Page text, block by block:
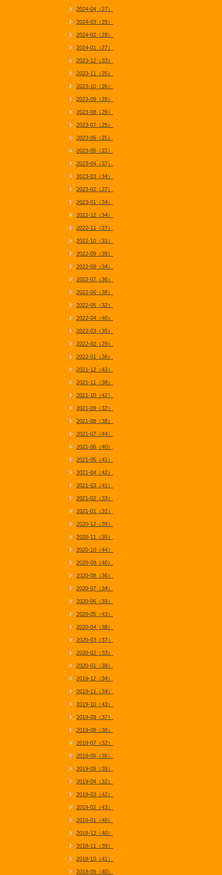
2024-04（27）
2024-03（29）
2024-02（28）
2024-01（27）
2023-12（33）
2023-11（25）
2023-10（26）
2023-09（28）
2023-08（29）
2023-07（25）
2023-06（25）
2023-05（22）
2023-04（37）
2023-03（34）
2023-02（27）
2023-01（34）
2022-12（34）
2022-11（27）
2022-10（31）
2022-09（39）
2022-08（34）
2022-07（36）
2022-06（38）
2022-05（32）
2022-04（40）
2022-03（35）
2022-02（29）
2022-01（36）
2021-12（43）
2021-11（38）
2021-10（42）
2021-09（32）
2021-08（38）
2021-07（44）
2021-06（40）
2021-05（41）
2021-04（42）
2021-03（41）
2021-02（33）
2021-01（31）
2020-12（39）
2020-11（35）
2020-10（44）
2020-09（40）
2020-08（36）
2020-07（34）
2020-06（39）
2020-05（43）
2020-04（38）
2020-03（37）
2020-02（33）
2020-01（39）
2019-12（34）
2019-11（34）
2019-10（43）
2019-09（37）
2019-08（38）
2019-07（32）
2019-06（36）
2019-05（35）
2019-04（32）
2019-03（42）
2019-02（43）
2019-01（40）
2018-12（40）
2018-11（39）
2018-10（41）
2018-09（40）